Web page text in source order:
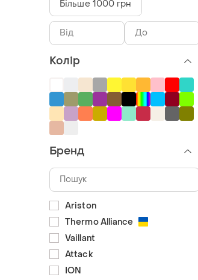
Більше 1000 грн
Колір
Бренд
Ariston
Thermo Alliance
Vaillant
Attack
ION